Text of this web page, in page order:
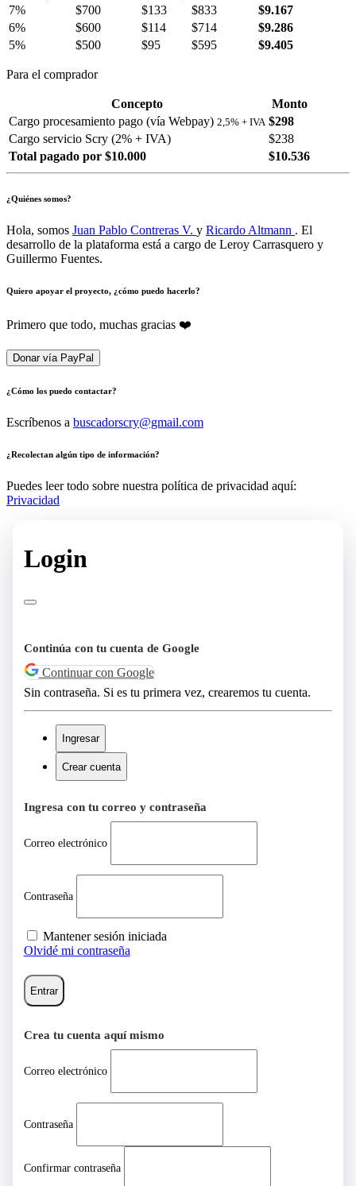
7%
$700 $133 $833
$9.167
6%
$600 $114 $714
$9.286
5%
$500 $95 $595 $9.405
Para el comprador
Concepto
Monto
Cargo procesamiento pago (vía Webpay) 2,5% + IVA $298
Cargo servicio Scry (2% + IVA)
$238
Total pagado por $10.000
$10.536
¿Quiénes somos?
Hola, somos Juan Pablo Contreras V. y Ricardo Altmann . El
desarrollo de la plataforma está a cargo de Leroy Carrasquero y
Guillermo Fuentes.
Quiero apoyar el proyecto, ¿cómo puedo hacerlo?
Primero que todo, muchas gracias ❤️
Donar vía PayPal
¿Cómo los puedo contactar?
Escríbenos a buscadorscry@gmail.com
¿Recolectan algún tipo de información?
Puedes leer todo sobre nuestra política de privacidad aquí:
Privacidad
Login
Continúa con tu cuenta de Google
Continuar con Google
Sin contraseña. Si es tu primera vez, crearemos tu cuenta.
Ingresar
Crear cuenta
Ingresa con tu correo y contraseña
Correo electrónico
Contraseña
Mantener sesión iniciada
Olvidé mi contraseña
Entrar
Crea tu cuenta aquí mismo
Correo electrónico
Contraseña
Confirmar contraseña